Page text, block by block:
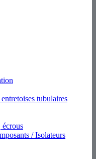
entretoises tubulaires
écrous
/ Isolateurs